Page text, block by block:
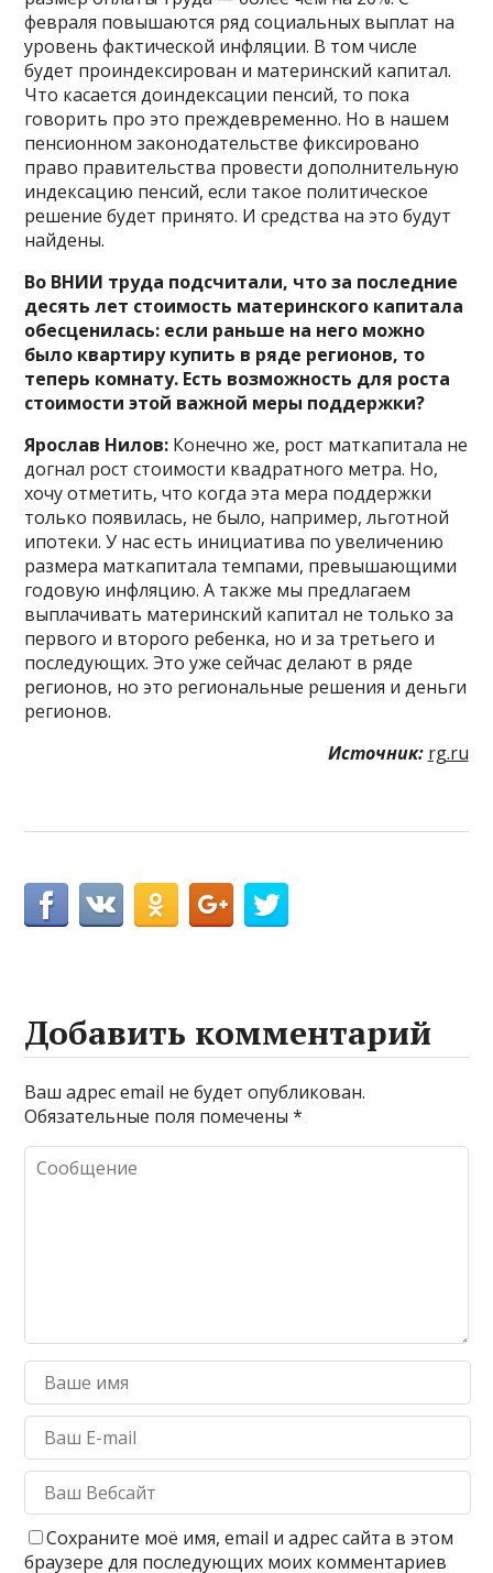
февраля повышаются ряд социальных выплат на
уровень фактической инфляции. В том числе
будет проиндексирован и материнский капитал.
Что касается доиндексации пенсий, то пока
говорить про это преждевременно. Но в нашем
пенсионном законодательстве фиксировано
право правительства провести дополнительную
индексацию пенсий, если такое политическое
решение будет принято. И средства на это будут
найдены.
Во ВНИИ труда подсчитали, что за последние
десять лет стоимость материнского капитала
обесценилась: если раньше на него можно
было квартиру купить в ряде регионов, то
теперь комнату. Есть возможность для роста
стоимости этой важной меры поддержки?
Ярослав Нилов: Конечно же, рост маткапитала не
догнал рост стоимости квадратного метра. Но,
хочу отметить, что когда эта мера поддержки
только появилась, не было, например, льготной
ипотеки. У нас есть инициатива по увеличению
размера маткапитала темпами, превышающими
годовую инфляцию. А также мы предлагаем
выплачивать материнский капитал не только за
первого и второго ребенка, но и за третьего и
последующих. Это уже сейчас делают в ряде
регионов, но это региональные решения и деньги
регионов.
Источник: rg.ru
Добавить комментарий
Ваш адрес email не будет опубликован.
Обязательные поля помечены*
Сохраните моё имя, email и адрес сайта в этом
браузере для последующих моих комментариев